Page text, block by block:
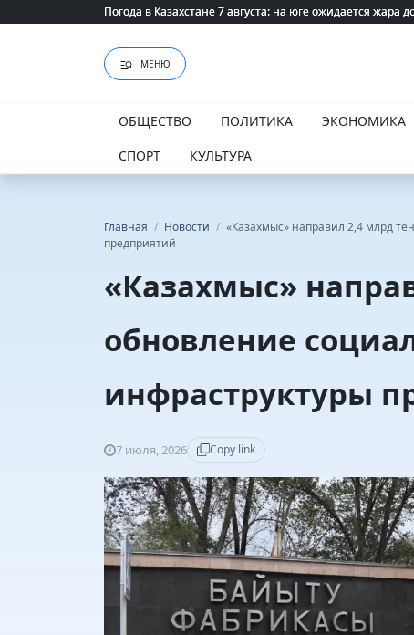
Погода в Казахстане 7 августа: на юге ожидается жара
Погода в Казахстане 7 августа: на юге ожидается жара
МЕНЮ
ОБЩЕСТВО ПОЛИТИКА ЭКОНОМИКА
СПОРТ
КУЛЬТУРА
Главная / Новости / «Казахмыс» направил 2,4 млрд
предприятий
«Казахмыс»
обновление
инфраструктуры
7 июля, 2026 Copy link